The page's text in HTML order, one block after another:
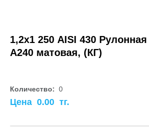
1,2х1 250 AISI 430
A240 матовая, (КГ)
Количество: 0
Цена 0.00 тг.